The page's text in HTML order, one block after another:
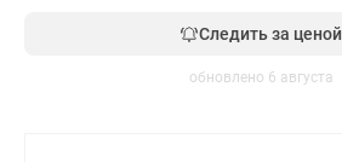
Следить за ценой
обновлено 6 августа